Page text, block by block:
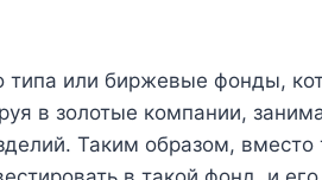
или биржевые фонды,
в золотые компании,
Таким образом, вместо